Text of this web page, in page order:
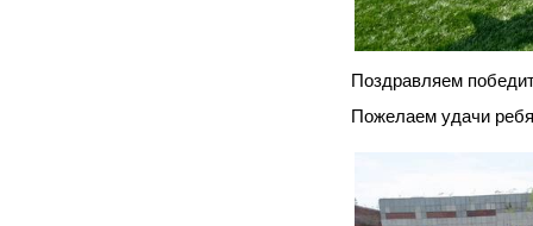
Поздравляем
Пожелаем удачи